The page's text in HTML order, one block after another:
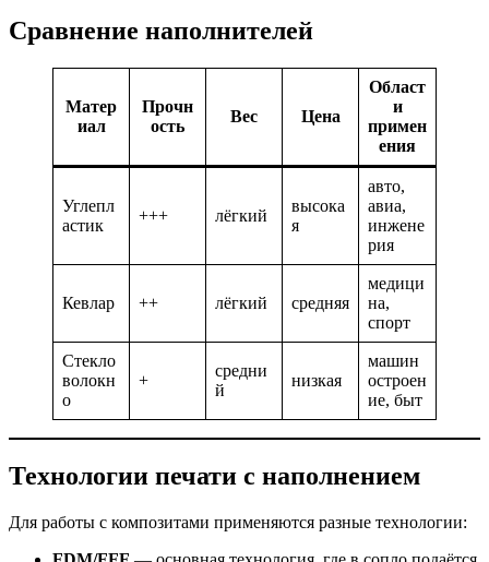
Сравнение наполнителей
Матер
иал
Прочн
ость
Вес Цена
Област
и
примен
ения
Углепл
астик
+++ лёгкий
высока
я
авто,
авиа,
инжене
рия
Кевлар ++ лёгкий средняя
медици
на,
спорт
Стекло
волокн
о
+
средни
й
низкая
машин
остроен
ие, быт
Технологии печати с наполнением
Для работы с композитами применяются разные технологии: